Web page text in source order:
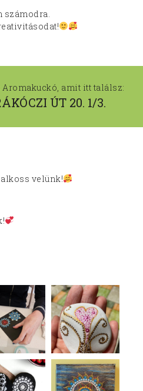
számodra.
amit itt találsz:
ÚT 20. 1/3.
velünk!